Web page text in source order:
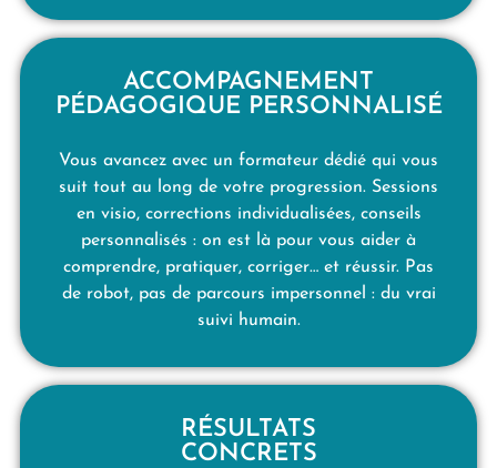
ACCOMPAGNEMENT
PÉDAGOGIQUE PERSONNALISÉ
Vous avancez avec un formateur dédié qui vous
suit tout au long de votre progression. Sessions
en visio, corrections individualisées, conseils
personnalisés : on est là pour vous aider à
comprendre, pratiquer, corriger… et réussir. Pas
de robot, pas de parcours impersonnel : du vrai
suivi humain.
RÉSULTATS
CONCRETS